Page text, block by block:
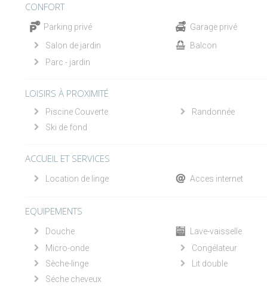
CONFORT
Parking privé Garage privé
Salon de jardin
Balcon
Parc - jardin
LOISIRS À PROXIMITÉ
Piscine Couverte Randonnée
Ski de fond
ACCUEIL ET SERVICES
Location de linge Acces internet
EQUIPEMENTS
Douche Lave-vaisselle
Micro-onde
Congélateur
Sèche-linge
Lit double
Séche cheveux